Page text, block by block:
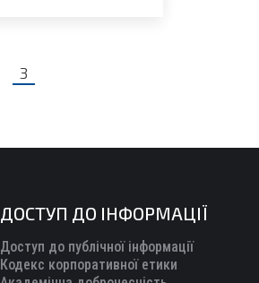
3
ДОСТУП ДО ІНФОРМАЦІЇ
Доступ до публічної інформації
Кодекс корпоративної етики